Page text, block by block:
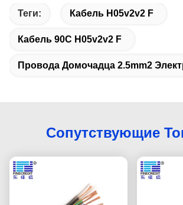
Теги: Кабель H05v2v2 F
Кабель 90C H05v2v2 F
Провода Домочадца 2.5mm2
Сопутствующие